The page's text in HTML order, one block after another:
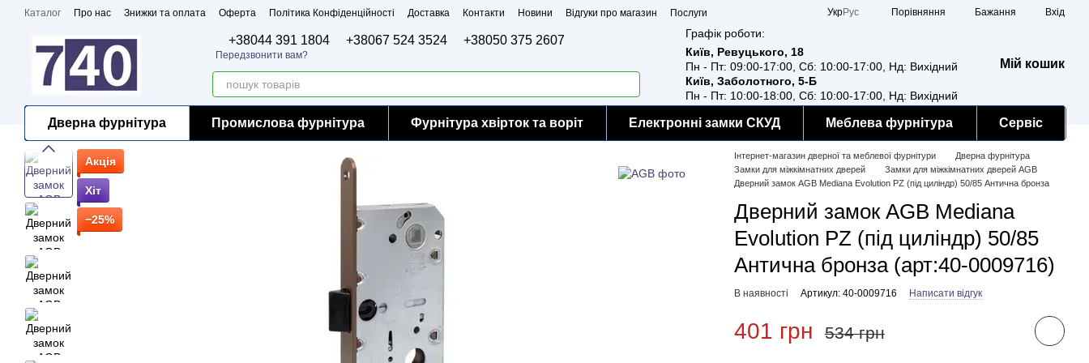
Перейти до основного контенту
Каталог Про нас Знижки та оплата Оферта Політика Конфіденційності Доставка Контакти Новини Відгуки про магазин
Послуги
УкрРус Порівняння Бажання Вхід
+38044 391 1804 +38067 524 3524 +38050 375 2607
Передзвонити вам?
Графік роботи:
Київ, Ревуцького, 18
Пн - Пт: 09:00-17:00, Сб: 10:00-17:00, Нд: Вихідний
Київ, Заболотного, 5-Б
Пн - Пт: 10:00-18:00, Сб: 10:00-17:00, Нд: Вихідний
Мій кошик
Дверна фурнітура Промислова фурнітура Фурнітура хвірток та воріт Електронні замки СКУД Меблева фурнітура Сервіс
Акція
Хіт
−25%
Інтернет-магазин дверної та меблевої фурнітури
Дверна фурнітура
Замки для міжкімнатних дверей
Замки для міжкімнатних дверей AGB
Дверний замок AGB Mediana Evolution PZ (під циліндр) 50/85 Антична бронза
Дверний замок AGB Mediana
Evolution PZ (під циліндр) 50/85
Антична бронза (арт:40-0009716)
В наявності Артикул: 40-0009716 Написати відгук
401 грн 534 грн